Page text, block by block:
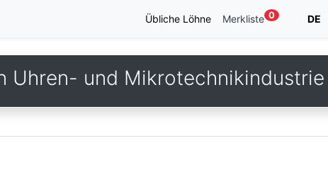
Übliche Löhne Merkliste 0 DE
Uhren- und Mikrotechnikindustrie